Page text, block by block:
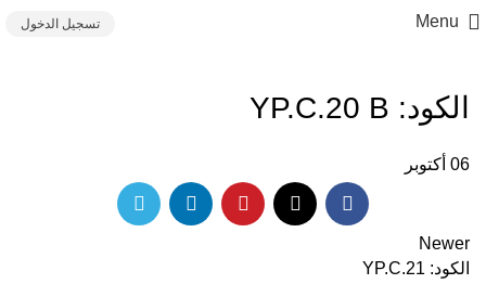
Menu تسجيل الدخول
الكود: YP.C.20 B
06 أكتوبر
Newer
الكود: YP.C.21